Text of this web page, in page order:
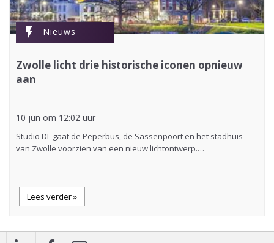
flash_on Nieuws
Zwolle licht drie historische iconen opnieuw
aan
10 jun om 12:02 uur
Studio DL gaat de Peperbus, de Sassenpoort en het stadhuis
van Zwolle voorzien van een nieuw lichtontwerp.…
Lees verder »